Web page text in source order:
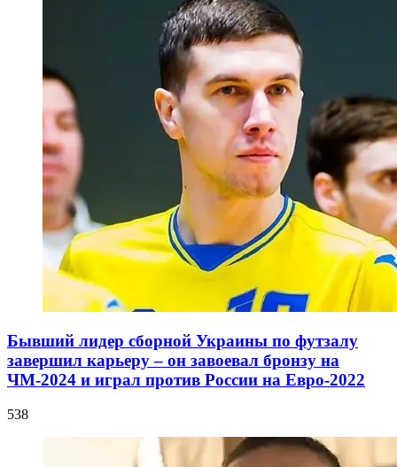
Бывший лидер сборной Украины по футзалу
завершил карьеру – он завоевал бронзу на
ЧМ-2024 и играл против России на Евро-2022
538